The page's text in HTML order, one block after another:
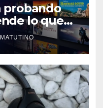
probando
lo que